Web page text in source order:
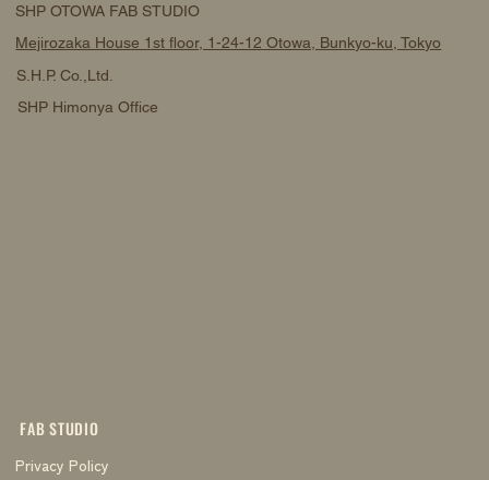
FAB STUDIO
Privacy Policy
SHP OTOWA FAB STUDIO
Mejirozaka House 1st floor, 1-24-12 Otowa, Bunkyo-ku, Tokyo
S.H.P. Co.,Ltd.
SHP Himonya Office